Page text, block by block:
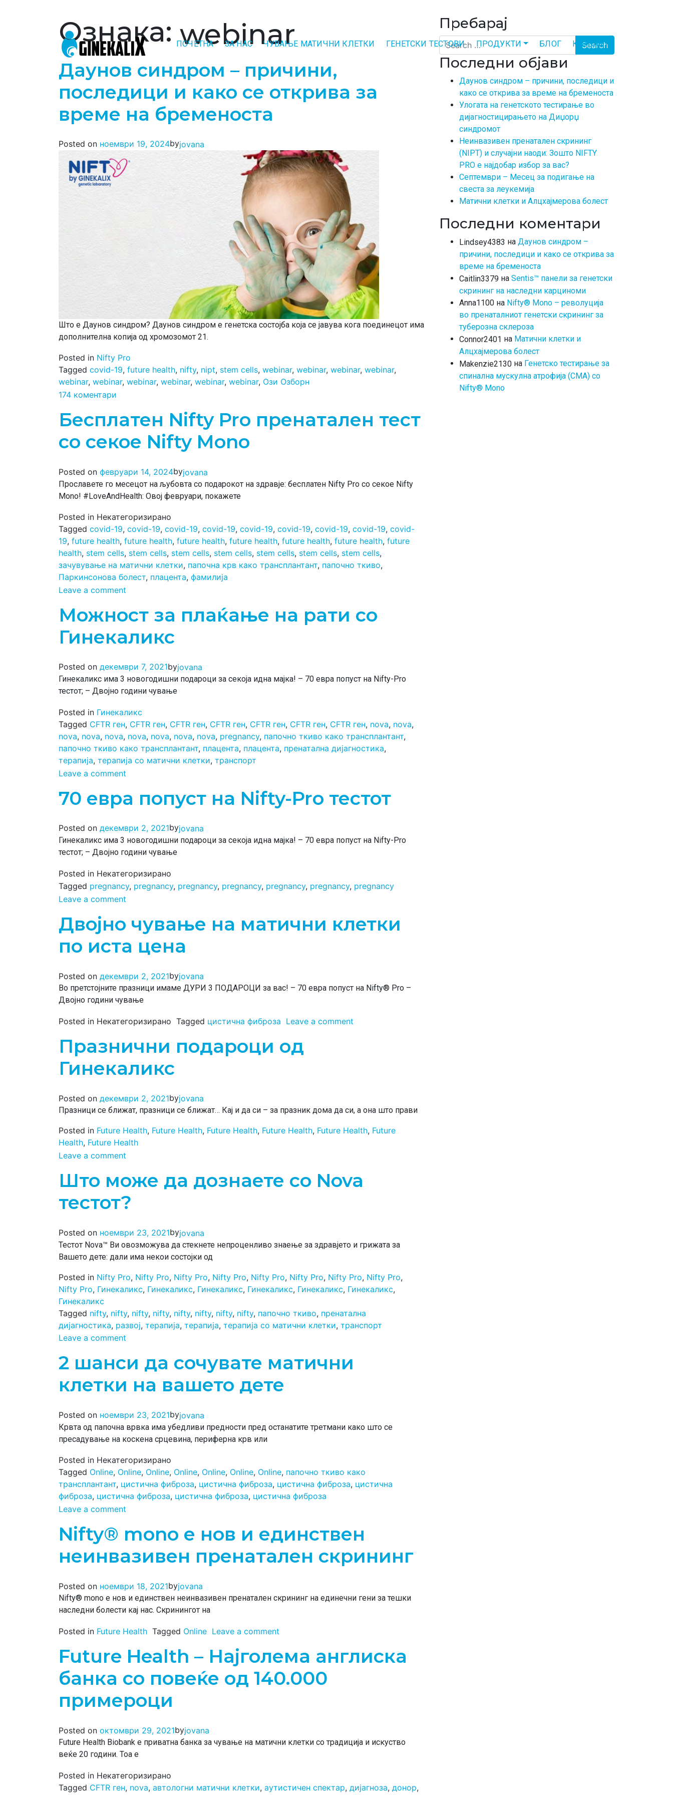
Main Navigation ПОЧЕТНА ЗА НАС ЧУВАЊЕ МАТИЧНИ КЛЕТКИ ГЕНЕТСКИ ТЕСТОВИ ПРОДУКТИ БЛОГ КОНТАКТ
Ознака:webinar
Даунов синдром – причини,
последици и како се открива за
време на бременоста
Posted on ноември 19, 2024byjovana
Што е Даунов синдром? Даунов синдром е генетска состојба која се јавува кога поединецот има
дополнителна копија од хромозомот 21.
Posted in Nifty Pro
Tagged covid-19, future health, nifty, nipt, stem cells, webinar, webinar, webinar, webinar,
webinar, webinar, webinar, webinar, webinar, webinar, Ози Озборн
174 коментари
Бесплатен Nifty Pro пренатален тест
со секое Nifty Mono
Posted on февруари 14, 2024byjovana
Прославете го месецот на љубовта со подарокот на здравје: бесплатен Nifty Pro со секое Nifty
Mono! #LoveAndHealth: Овој февруари, покажете
Posted in Некатегоризирано
Tagged covid-19, covid-19, covid-19, covid-19, covid-19, covid-19, covid-19, covid-19, covid-
19, future health, future health, future health, future health, future health, future health, future
health, stem cells, stem cells, stem cells, stem cells, stem cells, stem cells, stem cells,
зачувување на матични клетки, папочна крв како трансплантант, папочно ткиво,
Паркинсонова болест, плацента, фамилија
Leave a comment
Можност за плаќање на рати со
Гинекаликс
Posted on декември 7, 2021byjovana
Гинекаликс има 3 новогодишни подароци за секоја идна мајка! – 70 евра попуст на Nifty-Pro
тестот; – Двојно години чување
Posted in Гинекаликс
Tagged CFTR ген, CFTR ген, CFTR ген, CFTR ген, CFTR ген, CFTR ген, CFTR ген, nova, nova,
nova, nova, nova, nova, nova, nova, nova, pregnancy, папочно ткиво како трансплантант,
папочно ткиво како трансплантант, плацента, плацента, пренатална дијагностика,
терапија, терапија со матични клетки, транспорт
Leave a comment
70 евра попуст на Nifty-Pro тестот
Posted on декември 2, 2021byjovana
Гинекаликс има 3 новогодишни подароци за секоја идна мајка! – 70 евра попуст на Nifty-Pro
тестот; – Двојно години чување
Posted in Некатегоризирано
Tagged pregnancy, pregnancy, pregnancy, pregnancy, pregnancy, pregnancy, pregnancy
Leave a comment
Двојно чување на матични клетки
по иста цена
Posted on декември 2, 2021byjovana
Во претстојните празници имаме ДУРИ 3 ПОДАРОЦИ за вас! – 70 евра попуст на Nifty® Pro –
Двојно години чување
Posted in Некатегоризирано Tagged цистична фиброза Leave a comment
Празнични подароци од
Гинекаликс
Posted on декември 2, 2021byjovana
Празници се ближат, празници се ближат… Кај и да си – за празник дома да си, а она што прави
Posted in Future Health, Future Health, Future Health, Future Health, Future Health, Future
Health, Future Health
Leave a comment
Што може да дознаете со Nova
тестот?
Posted on ноември 23, 2021byjovana
Тестот Nova™ Ви овозможува да стекнете непроценливо знаење за здравјето и грижата за
Вашето дете: дали има некои состојки од
Posted in Nifty Pro, Nifty Pro, Nifty Pro, Nifty Pro, Nifty Pro, Nifty Pro, Nifty Pro, Nifty Pro,
Nifty Pro, Гинекаликс, Гинекаликс, Гинекаликс, Гинекаликс, Гинекаликс, Гинекаликс,
Гинекаликс
Tagged nifty, nifty, nifty, nifty, nifty, nifty, nifty, nifty, папочно ткиво, пренатална
дијагностика, развој, терапија, терапија, терапија со матични клетки, транспорт
Leave a comment
2 шанси да сочувате матични
клетки на вашето дете
Posted on ноември 23, 2021byjovana
Крвта од папочна врвка има убедливи предности пред останатите третмани како што се
пресадување на коскена срцевина, периферна крв или
Posted in Некатегоризирано
Tagged Online, Online, Online, Online, Online, Online, Online, папочно ткиво како
трансплантант, цистична фиброза, цистична фиброза, цистична фиброза, цистична
фиброза, цистична фиброза, цистична фиброза, цистична фиброза
Leave a comment
Nifty® mono е нов и единствен
неинвазивен пренатален скрининг
Posted on ноември 18, 2021byjovana
Nifty® mono е нов и единствен неинвазивен пренатален скрининг на единечни гени за тешки
наследни болести кај нас. Скринингот на
Posted in Future Health Tagged Online Leave a comment
Future Health – Најголема англиска
банка со повеќе од 140.000
примероци
Posted on октомври 29, 2021byjovana
Future Health Biobank е приватна банка за чување на матични клетки со традиција и искуство
веќе 20 години. Тоа е
Posted in Некатегоризирано
Tagged CFTR ген, nova, автологни матични клетки, аутистичен спектар, дијагноза, донор,
Пребарај
Search
Последни објави
Даунов синдром – причини, последици и
како се открива за време на бременоста
Улогата на генетското тестирање во
дијагностицирањето на Диџорџ
синдромот
Неинвазивен пренатален скрининг
(NIPT) и случајни наоди: Зошто NIFTY
PRO е најдобар избор за вас?
Септември – Месец за подигање на
свеста за леукемија
Матични клетки и Алцхајмерова болест
Последни коментари
Lindsey4383 наДаунов синдром –
причини, последици и како се открива за
време на бременоста
Caitlin3379 наSentis™ панели за генетски
скрининг на наследни карциноми
Anna1100 на Nifty® Mono – револуција
во пренаталниот генетски скрининг за
туберозна склероза
Connor2401 на Матични клетки и
Алцхајмерова болест
Makenzie2130 на Генетско тестирање за
спинална мускулна атрофија (СМА) со
Nifty® Mono